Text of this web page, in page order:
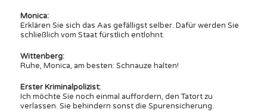
Monica:
Erklären Sie sich das Aas gefälligst selber. Dafür werden Sie
schließlich vom Staat fürstlich entlohnt.
Wittenberg:
Ruhe, Monica, am besten: Schnauze halten!
Erster Kriminalpolizist:
Ich möchte Sie noch einmal auffordern, den Tatort zu
verlassen. Sie behindern sonst die Spurensicherung.